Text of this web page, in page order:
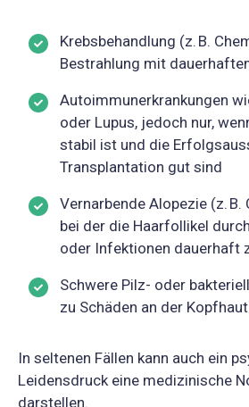
Krebsbehandlung (z. B.
Bestrahlung mit
Autoimmunerkrankungen
oder Lupus, jedoch nur,
stabil ist und die
Transplantation gut sind
Vernarbende Alopezie (z.
bei der die Haarfollikel
oder Infektionen dauerhaft
Schwere Pilz- oder
zu Schäden an der
In seltenen Fällen kann auch ein
Leidensdruck eine medizinische
darstellen.